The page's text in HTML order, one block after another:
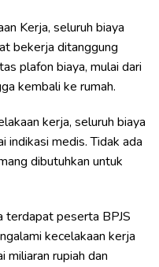
Kerja, seluruh biaya
bekerja ditanggung
plafon biaya, mulai dari
kembali ke rumah.
kerja, seluruh biaya
indikasi medis. Tidak ada
dibutuhkan untuk
terdapat peserta BPJS
kecelakaan kerja
miliaran rupiah dan